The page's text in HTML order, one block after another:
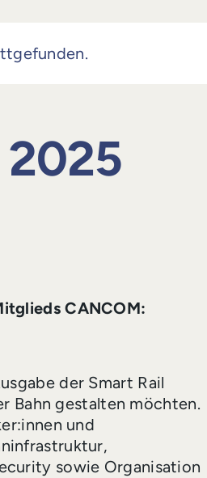
2025
CANCOM:
der Smart Rail
Bahn gestalten möchten.
und
sowie Organisation